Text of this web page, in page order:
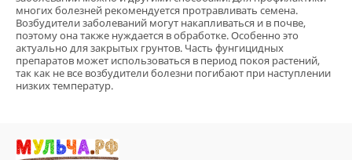
многих болезней рекомендуется протравливать семена.
Возбудители заболеваний могут накапливаться и в почве,
поэтому она также нуждается в обработке. Особенно это
актуально для закрытых грунтов. Часть фунгицидных
препаратов может использоваться в период покоя растений,
так как не все возбудители болезни погибают при наступлении
низких температур.